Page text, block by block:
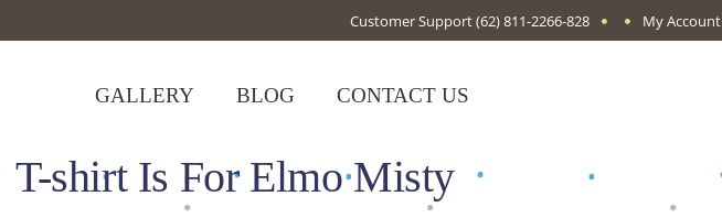
Customer Support(62) 811-2266-828 My Account
GALLERY BLOG CONTACT US
T-shirt Is For Elmo Misty